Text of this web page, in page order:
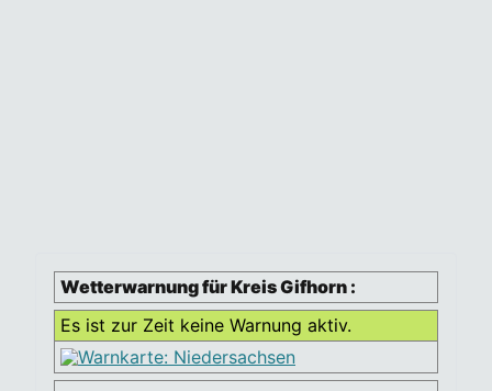
Wetterwarnung für Kreis Gifhorn :
Es ist zur Zeit keine Warnung aktiv.